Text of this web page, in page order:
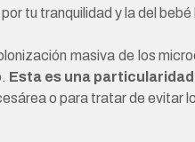
tu tranquilidad y la del
masiva de los
Esta es una
o para tratar de